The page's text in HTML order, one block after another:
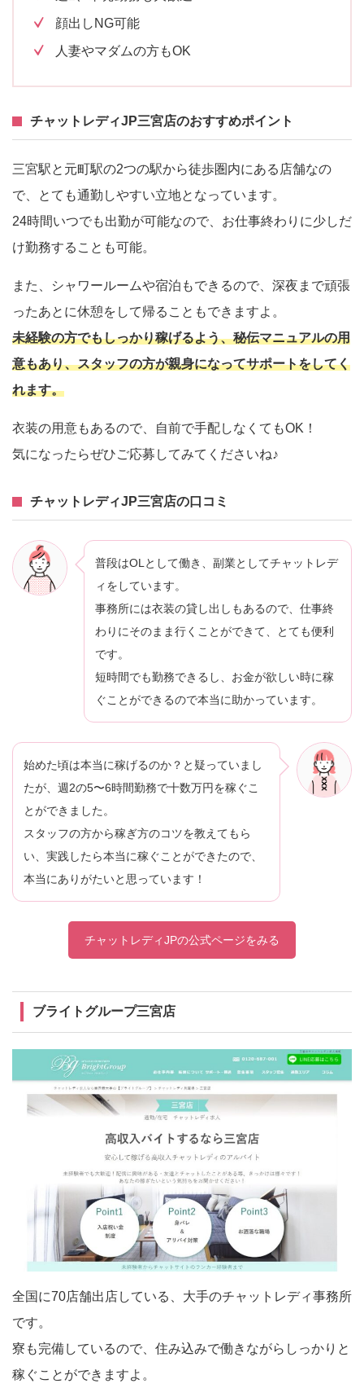
顔出しNG可能
人妻やマダムの方もOK
チャットレディJP三宮店のおすすめポイント
三宮駅と元町駅の2つの駅から徒歩圏内にある店舗なの
で、とても通勤しやすい立地となっています。
24時間いつでも出勤が可能なので、お仕事終わりに少しだ
け勤務することも可能。
また、シャワールームや宿泊もできるので、深夜まで頑張
ったあとに休憩をして帰ることもできますよ。
未経験の方でもしっかり稼げるよう、秘伝マニュアルの用
意もあり、スタッフの方が親身になってサポートをしてく
れます。
衣装の用意もあるので、自前で手配しなくてもOK！
気になったらぜひご応募してみてくださいね♪
チャットレディJP三宮店の口コミ
普段はOLとして働き、副業としてチャットレデ
ィをしています。
事務所には衣装の貸し出しもあるので、仕事終
わりにそのまま行くことができて、とても便利
です。
短時間でも勤務できるし、お金が欲しい時に稼
ぐことができるので本当に助かっています。
始めた頃は本当に稼げるのか？と疑っていまし
たが、週2の5〜6時間勤務で十数万円を稼ぐこ
とができました。
スタッフの方から稼ぎ方のコツを教えてもら
い、実践したら本当に稼ぐことができたので、
本当にありがたいと思っています！
チャットレディJPの公式ページをみる
ブライトグループ三宮店
全国に70店舗出店している、大手のチャットレディ事務所
です。
寮も完備しているので、住み込みで働きながらしっかりと
稼ぐことができますよ。